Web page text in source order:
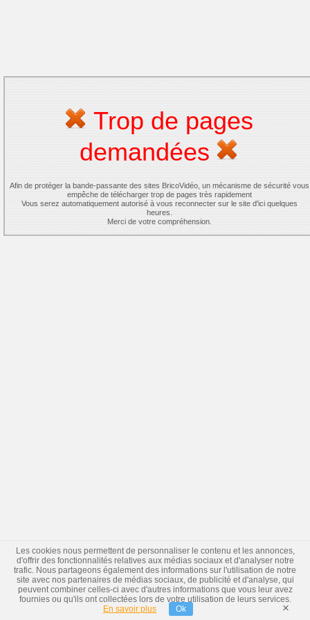
Trop de pages
demandées
Afin de protéger la bande-passante des sites BricoVidéo, un mécanisme de sécurité vous
empêche de télécharger trop de pages très rapidement
Vous serez automatiquement autorisé à vous reconnecter sur le site d'ici quelques
heures.
Merci de votre compréhension.
Les cookies nous permettent de personnaliser le contenu et les annonces,
d'offrir des fonctionnalités relatives aux médias sociaux et d'analyser notre
trafic. Nous partageons également des informations sur l'utilisation de notre
site avec nos partenaires de médias sociaux, de publicité et d'analyse, qui
peuvent combiner celles-ci avec d'autres informations que vous leur avez
fournies ou qu'ils ont collectées lors de votre utilisation de leurs services.
En savoir plus
Ok ×